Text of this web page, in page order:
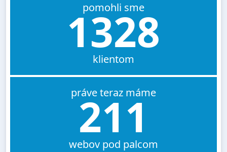
pomohli sme
1328
klientom
práve teraz máme
211
webov pod palcom